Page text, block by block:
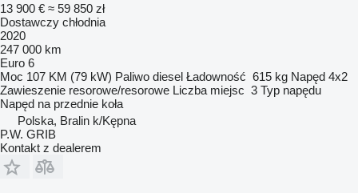
13 900 € ≈ 59 850 zł
Dostawczy chłodnia
2020
247 000 km
Euro 6
Moc 107 KM (79 kW) Paliwo diesel Ładowność 615 kg Napęd 4x2
Zawieszenie resorowe/resorowe Liczba miejsc 3 Typ napędu
Napęd na przednie koła
Polska, Bralin k/Kępna
P.W. GRIB
Kontakt z dealerem